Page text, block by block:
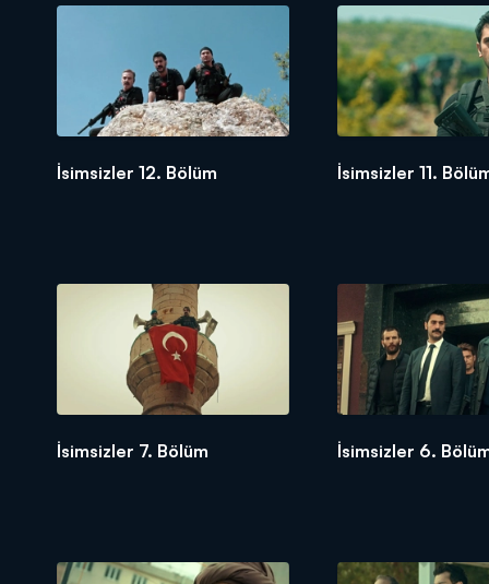
İsimsizler 12. Bölüm İsimsizler 11.
İsimsizler 7. Bölüm İsimsizler 6.